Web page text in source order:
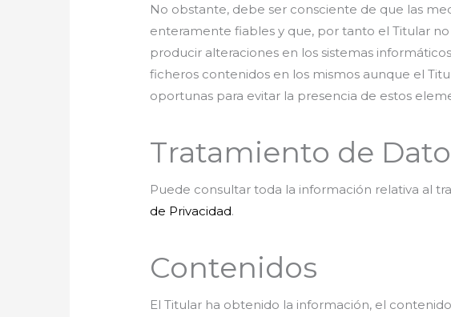
No obstante, debe ser consciente de que las
enteramente fiables y que, por tanto el Titular
producir alteraciones en los sistemas
ficheros contenidos en los mismos aunque el
oportunas para evitar la presencia de estos
Tratamiento de
Puede consultar toda la información relativa al
de Privacidad.
Contenidos
El Titular ha obtenido la información, el